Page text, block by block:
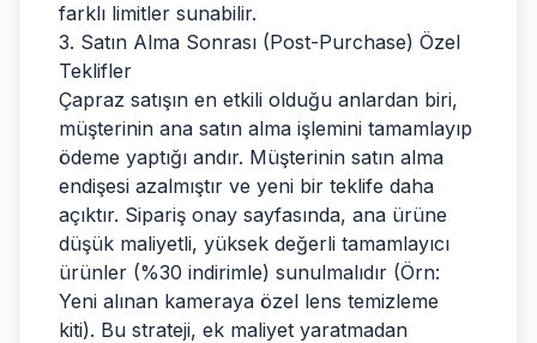
farklı limitler sunabilir.
3. Satın Alma Sonrası (Post-Purchase) Özel
Teklifler
Çapraz satışın en etkili olduğu anlardan biri,
müşterinin ana satın alma işlemini tamamlayıp
ödeme yaptığı andır. Müşterinin satın alma
endişesi azalmıştır ve yeni bir teklife daha
açıktır. Sipariş onay sayfasında, ana ürüne
düşük maliyetli, yüksek değerli tamamlayıcı
ürünler (%30 indirimle) sunulmalıdır (Örn:
Yeni alınan kameraya özel lens temizleme
kiti). Bu strateji, ek maliyet yaratmadan